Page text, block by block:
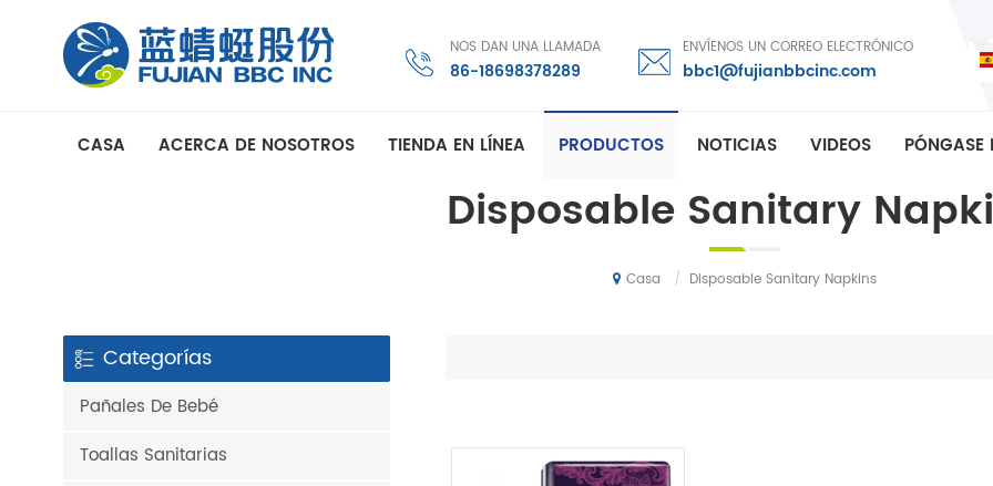
NOS DAN UNA LLAMADA
86-18698378289
ENVÍENOS UN CORREO ELECTRÓNICO
bbc1@fujianbbcinc.com
CASA ACERCA DE NOSOTROS TIENDA EN LÍNEA PRODUCTOS NOTICIAS VIDEOS
Disposable Sanitary
Casa / Disposable Sanitary Napkins
Categorías
Pañales De Bebé
Toallas Sanitarias